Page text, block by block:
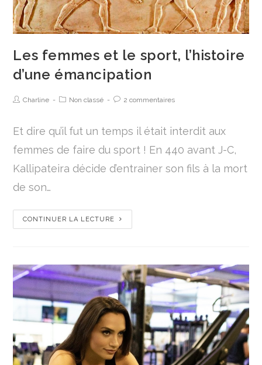
Les femmes et le sport, l’histoire
d’une émancipation
Charline Non classé 2 commentaires
Et dire qu’il fut un temps il était interdit aux
femmes de faire du sport ! En 440 avant J-C,
Kallipateira décide d’entrainer son fils à la mort
de son…
CONTINUER LA LECTURE